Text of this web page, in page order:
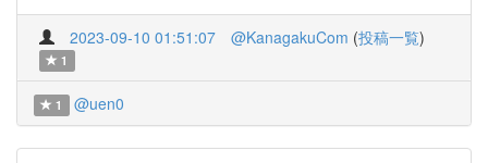
2023-09-10 01:51:07 @KanagakuCom (投稿一覧)
1
1 @uen0